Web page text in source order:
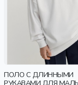
ПОЛО С ДЛИННЫМИ
РУКАВАМИ ДЛЯ